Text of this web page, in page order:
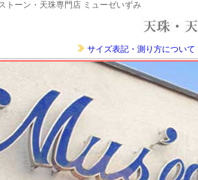
トーン・天珠専門店 ミューゼいずみ
サイズ表記・測り方について